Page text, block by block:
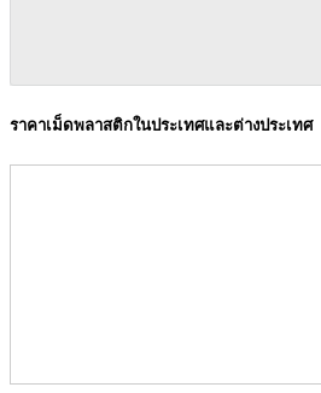
ราคาเม็ดพลาสติกในประเทศและต่างประเทศ